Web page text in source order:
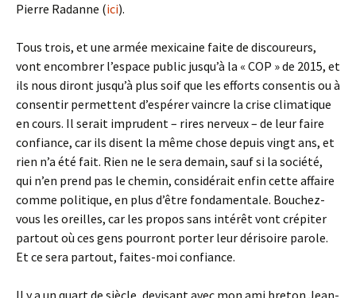
Pierre Radanne (ici).
Tous trois, et une armée mexicaine faite de discoureurs,
vont encombrer l’espace public jusqu’à la « COP » de 2015, et
ils nous diront jusqu’à plus soif que les efforts consentis ou à
consentir permettent d’espérer vaincre la crise climatique
en cours. Il serait imprudent – rires nerveux – de leur faire
confiance, car ils disent la même chose depuis vingt ans, et
rien n’a été fait. Rien ne le sera demain, sauf si la société,
qui n’en prend pas le chemin, considérait enfin cette affaire
comme politique, en plus d’être fondamentale. Bouchez-
vous les oreilles, car les propos sans intérêt vont crépiter
partout où ces gens pourront porter leur dérisoire parole.
Et ce sera partout, faites-moi confiance.
Il y a un quart de siècle, devisant avec mon ami breton Jean-